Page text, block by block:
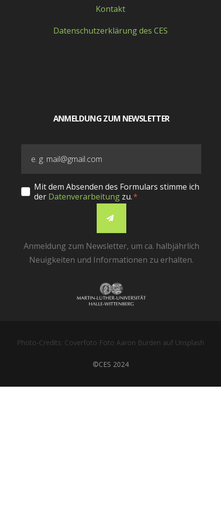
Kontakt
Datenschutzerklärung des CES
ANMELDUNG ZUM NEWSLETTER
Mit dem Absenden des Formulars stimme ich
der Datenverarbeitung zu.
Anmeldung zum Newsletter, um ca. halbjährlich
Neuigkeiten und Informationen zu erhalten.
Photo-Credits: Coverfoto Foto Aaron Burden auf Unsplash
©CES 2024